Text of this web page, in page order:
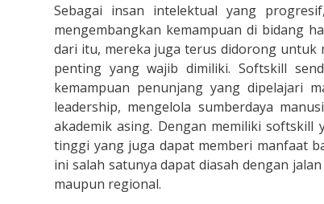
Sebagai insan intelektual yang
mengembangkan kemampuan di bidang
dari itu, mereka juga terus didorong untuk
penting yang wajib dimiliki. Softskill
kemampuan penunjang yang dipelajari
leadership, mengelola sumberdaya
akademik asing. Dengan memiliki softskill
tinggi yang juga dapat memberi manfaat
ini salah satunya dapat diasah dengan
maupun regional.